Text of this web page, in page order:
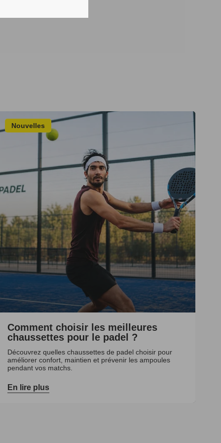
Nouvelles
Comment choisir les meilleures
chaussettes pour le padel ?
Découvrez quelles chaussettes de padel choisir pour
améliorer confort, maintien et prévenir les ampoules
pendant vos matchs.
En lire plus